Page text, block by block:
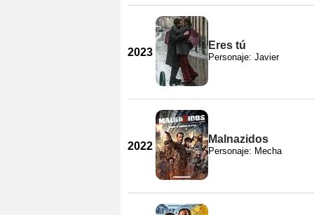
2023
Eres tú
Personaje: Javier
2022
Malnazidos
Personaje: Mecha